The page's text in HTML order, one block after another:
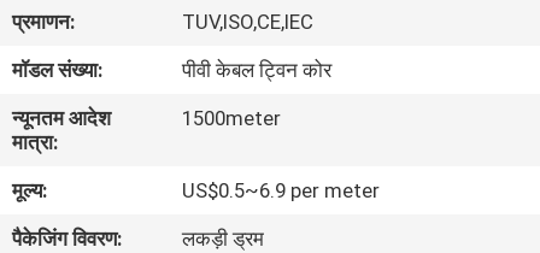
दिखाएँ
हमारे
बारे
में
प्रमाणन:
TUV,ISO,CE,IEC
मॉडल संख्या:
पीवी केबल ट्विन कोर
न्यूनतम आदेश
मात्रा:
1500meter
मूल्य:
US$0.5~6.9 per meter
पैकेजिंग विवरण:
लकड़ी ड्रम